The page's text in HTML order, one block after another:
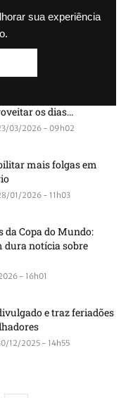
sua experiência
veja quais datas
e feriadões no Brasil
- 06h00
os dias...
03/2026 - 09h02
mais folgas em
01/2026 - 11h03
da Copa do Mundo:
dura notícia sobre
- 16h01
e traz feriadões
12/2025 - 14h55